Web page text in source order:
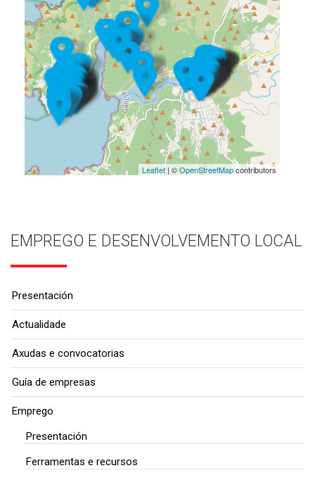
Leaflet| ©OpenStreetMapcontributors
EMPREGO E DESENVOLVEMENTO LOCAL
Presentación
Actualidade
Axudas e convocatorias
Guía de empresas
Emprego
Presentación
Ferramentas e recursos